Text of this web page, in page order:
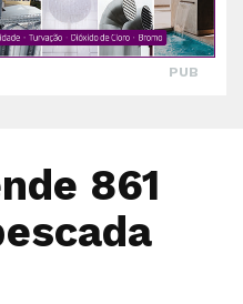
PUB
861